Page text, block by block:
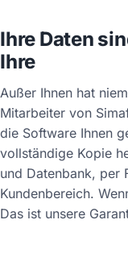
Ihre Daten
Ihre
Außer Ihnen hat
Mitarbeiter von
die Software Ihnen
vollständige Kopie
und Datenbank, per
Kundenbereich.
Das ist unsere